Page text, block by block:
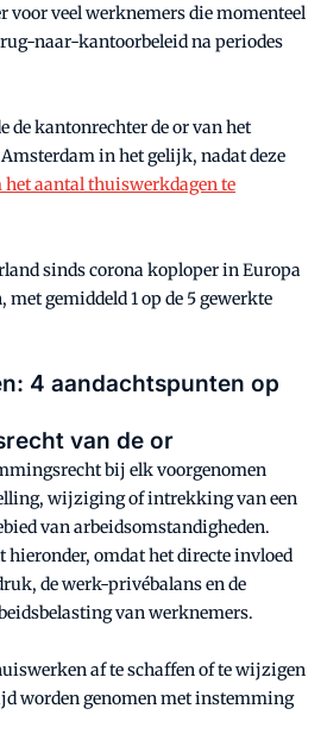
voor veel werknemers die momenteel
naar-kantoorbeleid na periodes
de kantonrechter de or van het
in het gelijk, nadat deze
het aantal thuiswerkdagen te
sinds corona koploper in Europa
gemiddeld 1 op de 5 gewerkte
4 aandachtspunten op
van de or
bij elk voorgenomen
wijziging of intrekking van een
van arbeidsomstandigheden.
omdat het directe invloed
de werk-privébalans en de
van werknemers.
af te schaffen of te wijzigen
worden genomen met instemming